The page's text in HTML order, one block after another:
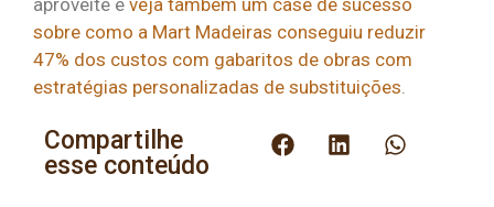
sobre como a Mart Madeiras conseguiu reduzir
47% dos custos com gabaritos de obras com
estratégias personalizadas de substituições
Compartilhe
esse conteúdo